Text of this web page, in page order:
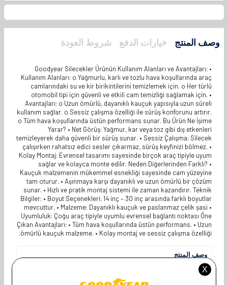
وصف المنتج خيارات الدفع شروط العودة
Goodyear Silecekler Ürünün Kullanım Alanları ve Avantajları: •
Kullanım Alanları: o Yağmurlu, karlı ve tozlu hava koşullarında araç
camlarındaki su ve kir birikintilerini temizlemek için. o Her türlü
otomobil tipi için güvenli ve etkili cam temizliği sağlamak için. •
Avantajları: o Uzun ömürlü, dayanıklı kauçuk yapısıyla uzun süreli
kullanım sağlar. o Sessiz çalışma özelliği ile sürüş konforunu artırır.
o Tüm hava koşullarında üstün performans sunar. Bu Ürün Ne İşime
Yarar? • Net Görüş: Yağmur, kar veya toz gibi dış etkenleri
temizleyerek daha güvenli bir sürüş sunar. • Sessiz Çalışma: Silecek
çalışırken rahatsız edici sesler çıkarmaz, sürüş keyfinizi bölmez. •
Kolay Montaj: Evrensel tasarımı sayesinde birçok araç tipiyle uyum
sağlar ve kolayca monte edilir. Neden Diğerlerinden Farklı? •
Kauçuk malzemenin mükemmel esnekliği sayesinde cam yüzeyine
tam oturur. • Aşınmaya karşı dayanıklı ve uzun ömürlü bir çözüm
sunar. • Hızlı ve pratik montaj sistemi ile zaman kazandırır. Teknik
Bilgiler: • Boyut Seçenekleri: 14 inç – 30 inç arasında farklı boyutlar
mevcuttur. • Malzeme: Dayanıklı kauçuk ve paslanmaz çelik şasi •
Uyumluluk: Çoğu araç tipiyle uyumlu evrensel bağlantı noktası Öne
Çıkan Avantajları: • Tüm hava koşullarında üstün performans. • Uzun
ömürlü kauçuk malzeme. • Kolay montaj ve sessiz çalışma özelliği.
وصف المنتج
Uyumlu Araç Modeli